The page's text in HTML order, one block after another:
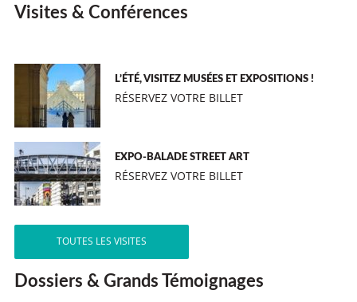
Visites & Conférences
L’ÉTÉ, VISITEZ MUSÉES ET EXPOSITIONS !
RÉSERVEZ VOTRE BILLET
EXPO-BALADE STREET ART
RÉSERVEZ VOTRE BILLET
TOUTES LES VISITES
Dossiers & Grands Témoignages